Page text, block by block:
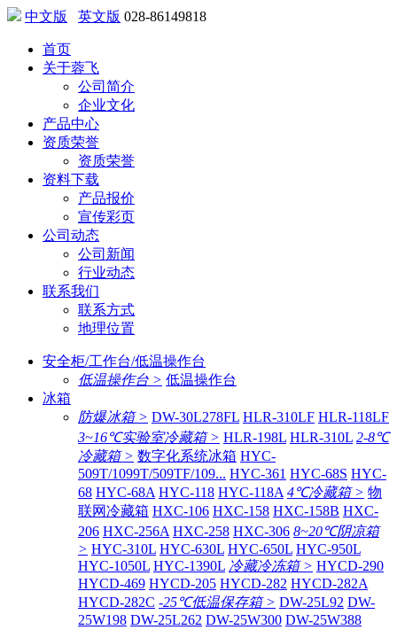
中文版 英文版 028-86149818
首页
关于蓉飞
公司简介
企业文化
产品中心
资质荣誉
资质荣誉
资料下载
产品报价
宣传彩页
公司动态
公司新闻
行业动态
联系我们
联系方式
地理位置
安全柜/工作台/低温操作台
低温操作台 > 低温操作台
冰箱
防爆冰箱 > DW-30L278FL HLR-310LF HLR-118LF
3~16℃实验室冷藏箱 > HLR-198L HLR-310L 2-8℃
冷藏箱 > 数字化系统冰箱 HYC-
509T/1099T/509TF/109... HYC-361 HYC-68S HYC-
68 HYC-68A HYC-118 HYC-118A 4℃冷藏箱 > 物
联网冷藏箱 HXC-106 HXC-158 HXC-158B HXC-
206 HXC-256A HXC-258 HXC-306 8~20℃阴凉箱
> HYC-310L HYC-630L HYC-650L HYC-950L
HYC-1050L HYC-1390L 冷藏冷冻箱 > HYCD-290
HYCD-469 HYCD-205 HYCD-282 HYCD-282A
HYCD-282C -25℃低温保存箱 > DW-25L92 DW-
25W198 DW-25L262 DW-25W300 DW-25W388